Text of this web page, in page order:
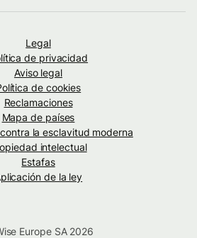
Legal
de privacidad
Aviso legal
de cookies
Reclamaciones
Mapa de países
la esclavitud moderna
intelectual
Estafas
de la ley
Europe SA 2026